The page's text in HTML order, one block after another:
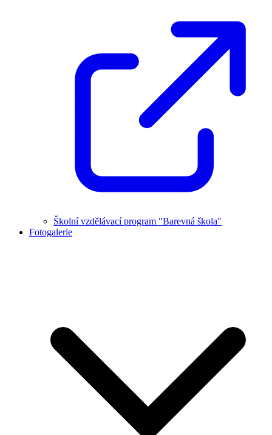
Školní vzdělávací program "Barevná škola"
Fotogalerie